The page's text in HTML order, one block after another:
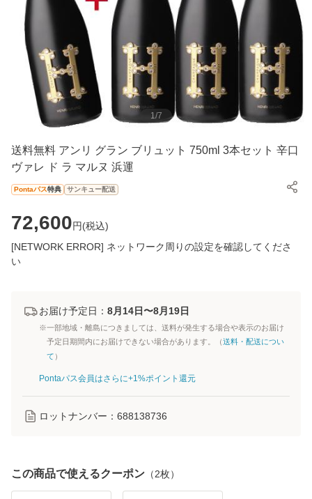
1/7
送料無料 アンリ グラン ブリュット 750ml 3本セット 辛口
ヴァレ ド ラ マルヌ 浜運
Pontaパス特典 サンキュー配送
72,600円(税込)
[NETWORK ERROR] ネットワーク周りの設定を確認してくださ
い
お届け予定日： 8月14日〜8月19日
※一部地域・離島につきましては、送料が発生する場合や表示のお届け
予定日期間内にお届けできない場合があります。（送料・配送につい
て ）
Pontaパス会員はさらに+1%ポイント還元
ロットナンバー： 688138736
この商品で使えるクーポン （2枚）